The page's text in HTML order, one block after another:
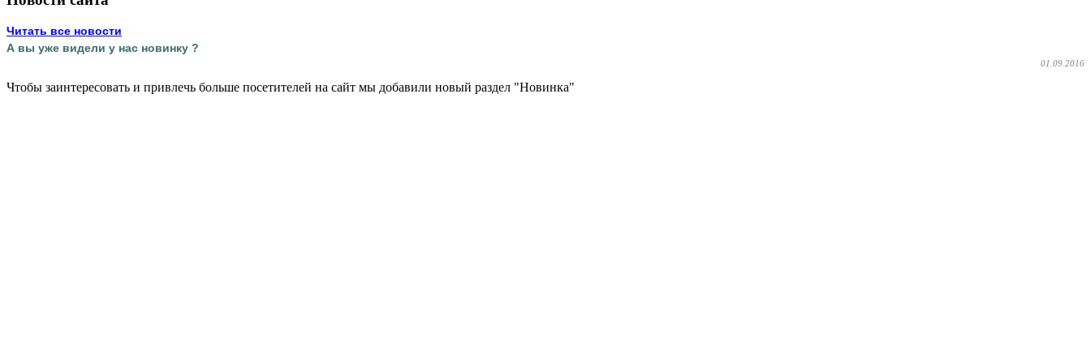
Читать все новости
А вы уже видели у нас новинку ?
01.09.2016
Чтобы заинтересовать и привлечь больше посетителей на сайт мы добавили новый раздел "Новинка"